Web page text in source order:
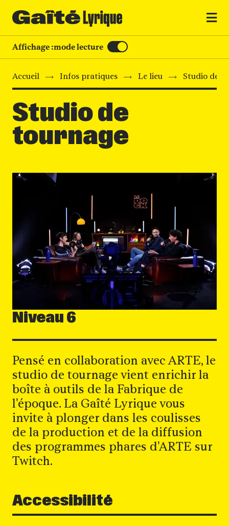
MENU
Affichage :mode lecture
Accueil Infos pratiques Le lieu Studio de
Studio de
tournage
Niveau 6
Pensé en collaboration avec ARTE, le
studio de tournage vient enrichir la
boîte à outils de la Fabrique de
l'époque. La Gaîté Lyrique vous
invite à plonger dans les coulisses
de la production et de la diffusion
des programmes phares d'ARTE sur
Twitch.
Accessibilité